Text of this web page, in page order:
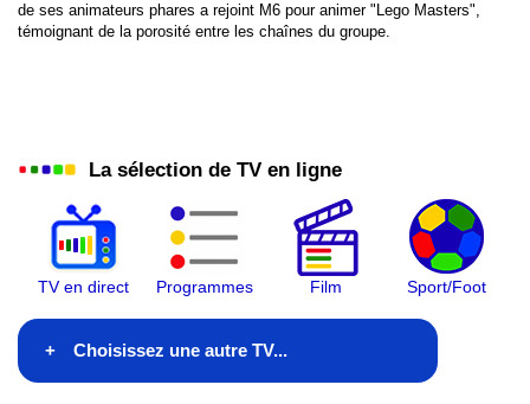
TFX
CNews
CStar
T18
HDI
de ses animateurs phares a rejoint M6 pour animer "Lego Masters",
témoignant de la porosité entre les chaînes du groupe.
La sélection de TV en ligne
TV en direct Programmes Film Sport/Foot
Choisissez une autre TV...